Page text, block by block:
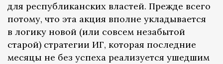
для республиканских властей. Прежде всего
потому, что эта акция вполне укладывается
в логику новой (или совсем незабытой
старой) стратегии ИГ, которая последние
месяцы не без успеха реализуется ушедшим